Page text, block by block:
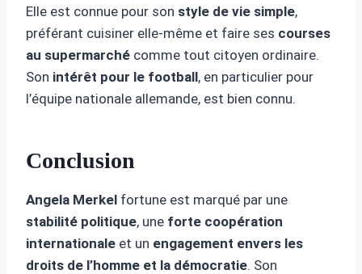
Elle est connue pour son style de vie simple,
préférant cuisiner elle-même et faire ses courses
au supermarché comme tout citoyen ordinaire.
Son intérêt pour le football, en particulier pour
l’équipe nationale allemande, est bien connu.
Conclusion
Angela Merkel fortune est marqué par une
stabilité politique, une forte coopération
internationale et un engagement envers les
droits de l’homme et la démocratie. Son